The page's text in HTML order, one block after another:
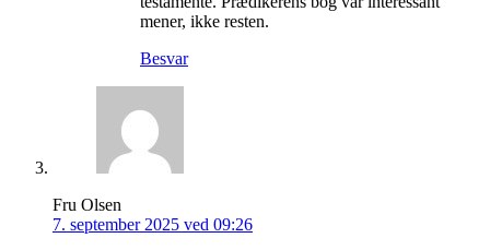
mener, ikke resten.
Besvar
Fru Olsen
7. september 2025 ved 09:26